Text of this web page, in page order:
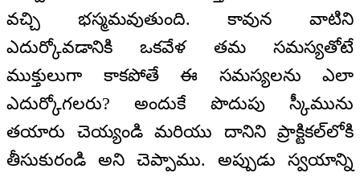
వచ్చి భస్మమవుతుంది. కావున వాటిని
ఎదుర్కోవడానికి ఒకవేళ తమ సమస్యతోటే
ముక్తులుగా కాకపోతే ఈ సమస్యలను ఎలా
ఎదుర్కోగలరు? అందుకే పొదుపు స్కీమును
తయారు చెయ్యండి మరియు దానిని ప్రాక్టికల్‌లోకి
తీసుకురండి అని చెప్పాము. అప్పుడు స్వయాన్ని